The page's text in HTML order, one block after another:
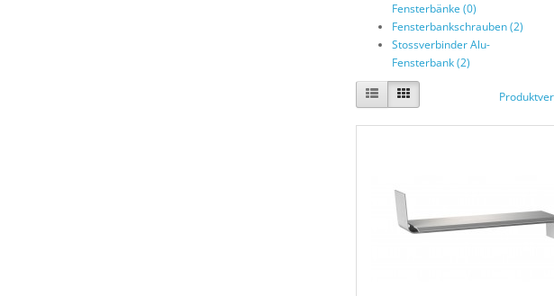
Fensterbänke (0)
Fensterbankschrauben (2)
Stossverbinder Alu-
Fensterbank (2)